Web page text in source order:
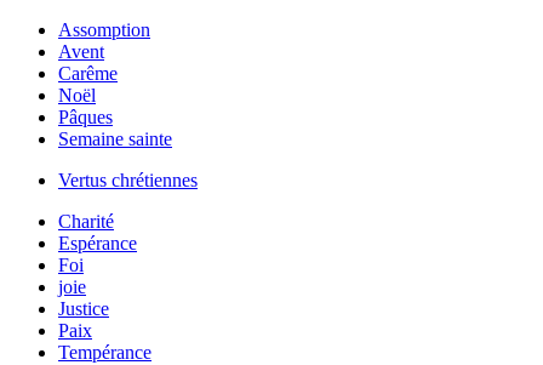
Assomption
Avent
Carême
Noël
Pâques
Semaine sainte
Vertus chrétiennes
Charité
Espérance
Foi
joie
Justice
Paix
Tempérance